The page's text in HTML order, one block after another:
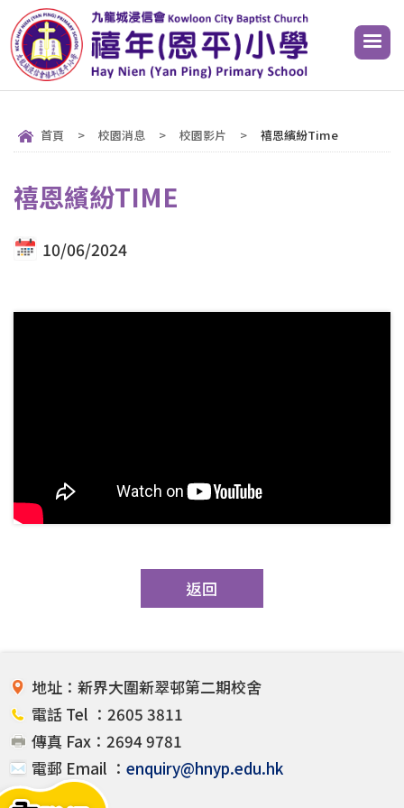
首頁 > 校園消息 > 校園影片 > 禧恩繽紛Time
禧恩繽紛TIME
10/06/2024
返回
地址：新界大圍新翠邨第二期校舍
電話 Tel ：2605 3811
傳真 Fax：2694 9781
電郵 Email ： enquiry@hnyp.edu.hk